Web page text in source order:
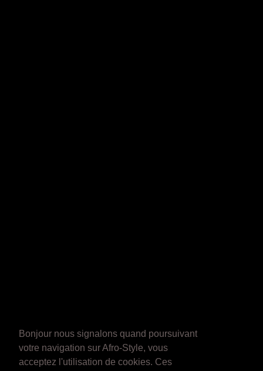
Bonjour nous signalons quand poursuivant
votre navigation sur Afro-Style, vous
acceptez l'utilisation de cookies. Ces